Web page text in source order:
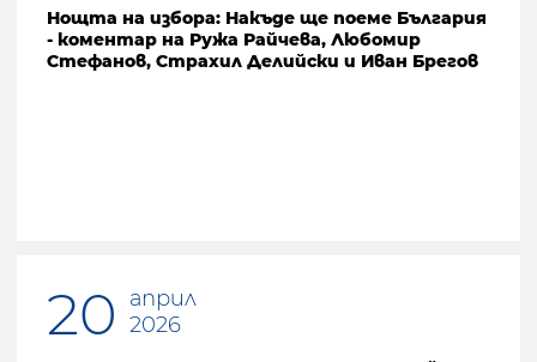
Нощта на избора: Накъде ще поеме България
- коментар на Ружа Райчева, Любомир
Стефанов, Страхил Делийски и Иван Брегов
20
април
2026